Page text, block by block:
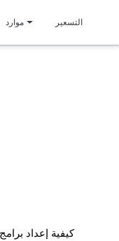
موارد التسعير
كيفية إعداد